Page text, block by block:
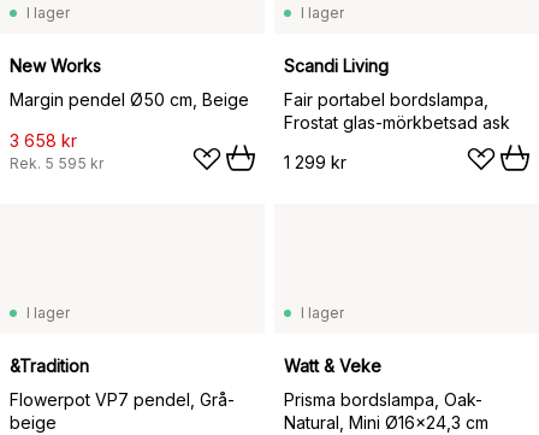
I lager
New Works
Margin pendel Ø50 cm, Beige
3 658 kr
Rek. 5 595 kr
I lager
Scandi Living
Fair portabel bordslampa,
Frostat glas-mörkbetsad ask
1 299 kr
I lager
&Tradition
Flowerpot VP7 pendel, Grå-
beige
I lager
Watt & Veke
Prisma bordslampa, Oak-
Natural, Mini Ø16x24,3 cm